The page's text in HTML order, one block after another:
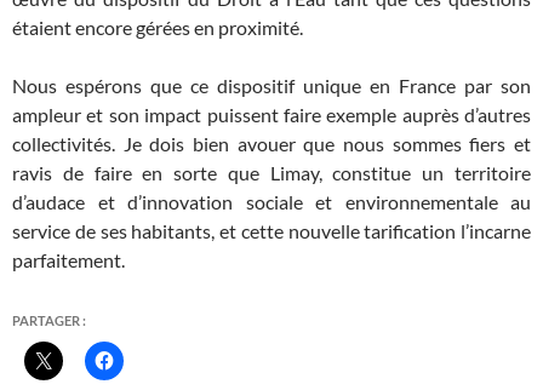
étaient encore gérées en proximité.
Nous espérons que ce dispositif unique en France par son
ampleur et son impact puissent faire exemple auprès d’autres
collectivités. Je dois bien avouer que nous sommes fiers et
ravis de faire en sorte que Limay, constitue un territoire
d’audace et d’innovation sociale et environnementale au
service de ses habitants, et cette nouvelle tarification l’incarne
parfaitement.
PARTAGER :